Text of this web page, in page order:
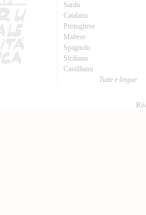
Sardu
Catalanu
Purtughese
Maltese
Spagnolu
Sicilianu
Castillianu
Tutte e lingue